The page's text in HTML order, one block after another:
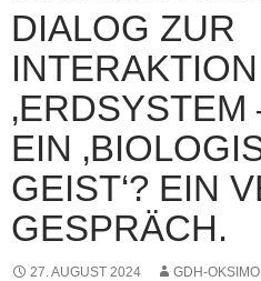
DIALOG ZUR
INTERAKTION
‚ERDSYSTEM
EIN
GEIST‘? EIN
GESPRÄCH.
27. AUGUST 2024 GDH-OKSIMO